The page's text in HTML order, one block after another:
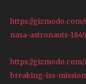
https://
nasa-astronauts-
https://
breaking-iss-